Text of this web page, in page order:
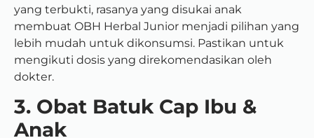
yang terbukti, rasanya yang disukai anak
membuat OBH Herbal Junior menjadi pilihan yang
lebih mudah untuk dikonsumsi. Pastikan untuk
mengikuti dosis yang direkomendasikan oleh
dokter.
3. Obat Batuk Cap Ibu &
Anak